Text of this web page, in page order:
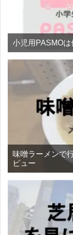
小児用PASMO
味噌ラーメンで
ビュー